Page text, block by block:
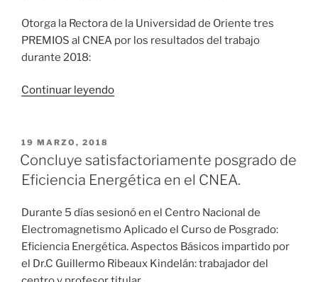
del
CNEA»
Otorga la Rectora de la Universidad de Oriente tres
PREMIOS al CNEA por los resultados del trabajo
durante 2018:
Continuar leyendo«Premia
la
Universidad
de
Oriente
labor
del
CNEA
en
PUBLICADO
EL
19 MARZO, 2018
Concluye satisfactoriamente posgrado de
Eficiencia Energética en el CNEA.
Durante 5 días sesionó en el Centro Nacional de
Electromagnetismo Aplicado el Curso de Posgrado:
Eficiencia Energética. Aspectos Básicos impartido por
el Dr.C Guillermo Ribeaux Kindelán: trabajador del